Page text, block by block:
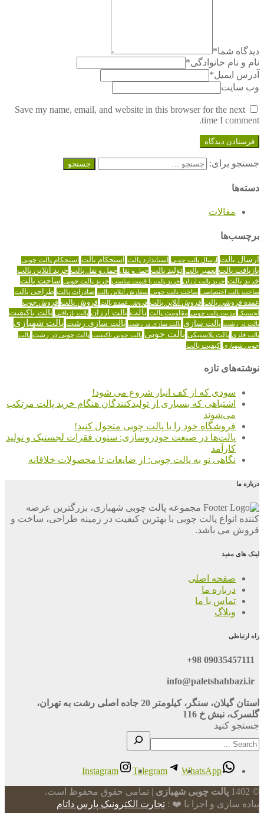
دیدگاه شما*
نام و نام خانوادگی*
آدرس ایمیل*
وب سایت
Save my name, email, and website in this browser for the next
time I comment.
جستجو برای:
دسته‌ها
مقالات
برچسب‌ها
ارسال پالت ارسال پالت چوبی استاندارد پالت استحکام پالت استحکام پالت چوبی
بازیافت پالت تعمیر پالت تولید پالت حمل و نقل حمل و نقل پالت خرید آنلاین پالت
خرید پالت خرید پالت ارزان خرید پالت با قیمت مناسب خرید پالت چوبی ساخت پالت
ساخت پالت اختصاصی ساخت پالت چوبی سفارش آنلاین پالت صادرات پالت طراحی پالت
عمده فروشی پالت فروش آنلاین پالت فروش عمده پالت فروش پالت فروش چوب
لجستیک مزیت پالت چوبی مقاومت پالت پالت پالت ارزان پالت بازیافتی پالت باکیفیت
پالت در رشت پالت سازی پالت سازی در رشت پالت سازی رشت پالت شهبازی
پالت فلزی پالت پلاستیکی پالت چوبی پالت چوبی باکیفیت پالت چوبی در رشت پالت
چوبی شهبازی کیفیت پالت
نوشته‌های تازه
سودی که از کف انبار شروع می شود!
اشتباهی که بسیاری از تولیدکنندگان هنگام خرید پالت مرتکب
می‌شوند
فروشگاه خود را با پالت چوبی متحول کنید!
پالت‌ها در صنعت خودروسازی: ستون فقرات لجستیک و تولید
کارآمد
نگاهی نو به پالت چوبی: از ضایعات تا محصولات خلاقانه
درباره ما
مجموعه پالت چوبی شهبازی، بزرگترین عرضه
کننده انواع پالت چوبی با بهترین کیفیت در زمینه طراحی، ساخت و
فروش می باشد.
لینک های مفید
صفحه اصلی
درباره ما
تماس با ما
وبلاگ
راه ارتباطی
09035457111 98+
info@paletshahbazi.ir
استان گیلان، سنگر، کیلومتر 20 جاده اصلی رشت به تهران،
گلسرک، نبش خ 116
جستجو کنید
WhatsApp
Telegram
Instagram
© 1402 پالت چوبی شهبازی | تمامی حقوق محفوظ است.
پیاده سازی و اجرا با ❤️ : تجارت الکترونیک پارس داتام